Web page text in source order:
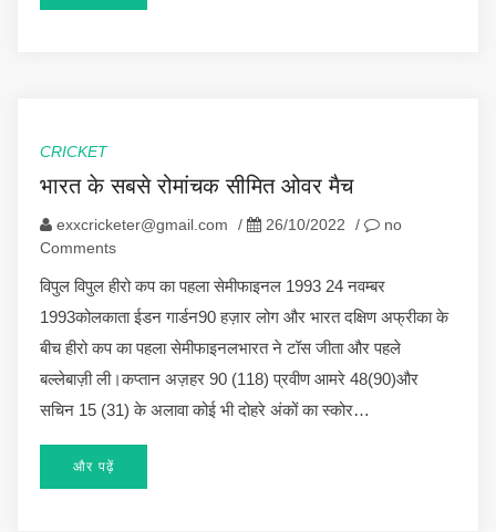
CRICKET
भारत के सबसे रोमांचक सीमित ओवर मैच
exxcricketer@gmail.com / 26/10/2022 /
no
Comments
विपुल विपुल हीरो कप का पहला सेमीफाइनल 1993 24 नवम्बर
1993कोलकाता ईडन गार्डन90 हज़ार लोग और भारत दक्षिण अफ्रीका के
बीच हीरो कप का पहला सेमीफाइनलभारत ने टॉस जीता और पहले
बल्लेबाज़ी ली।कप्तान अज़हर 90 (118) प्रवीण आमरे 48(90)और
सचिन 15 (31) के अलावा कोई भी दोहरे अंकों का स्कोर…
और पढ़ें